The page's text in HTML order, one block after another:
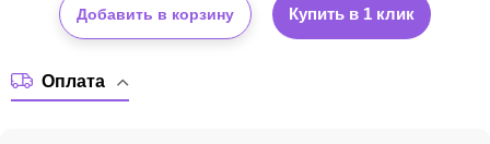
Добавить в корзину Купить в 1 клик
Оплата